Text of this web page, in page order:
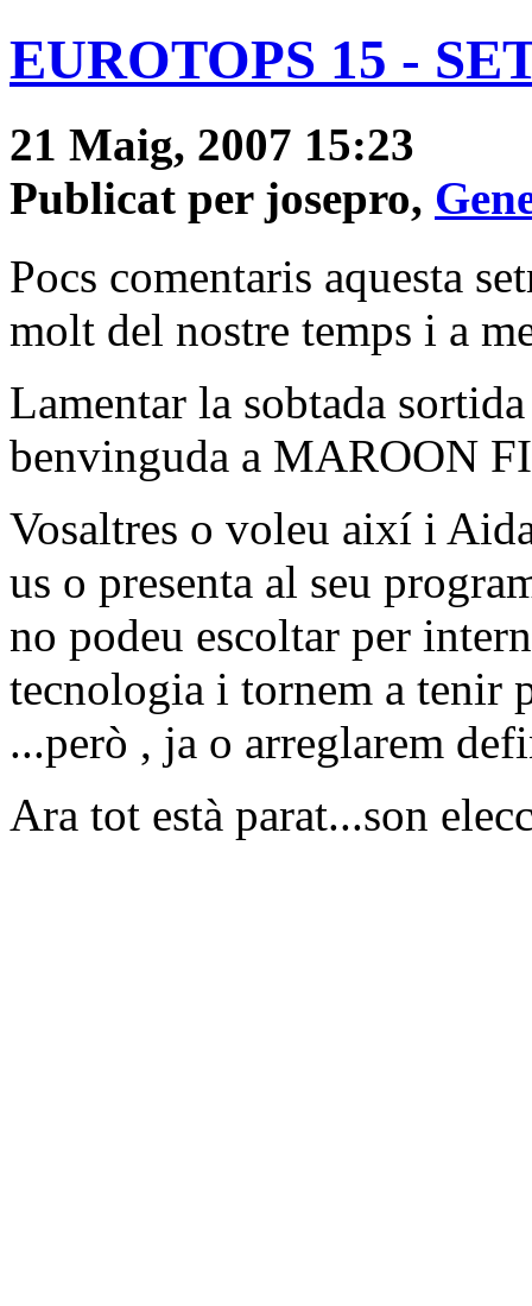
EUROTOPS 15 -
21 Maig, 2007 15:23
Publicat per josepro,
Pocs comentaris aquesta
molt del nostre temps i a
Lamentar la sobtada
benvinguda a MAROON
Vosaltres o voleu així i
us o presenta al seu
no podeu escoltar per
tecnologia i tornem a tenir
...però , ja o arreglarem
Ara tot està parat...son